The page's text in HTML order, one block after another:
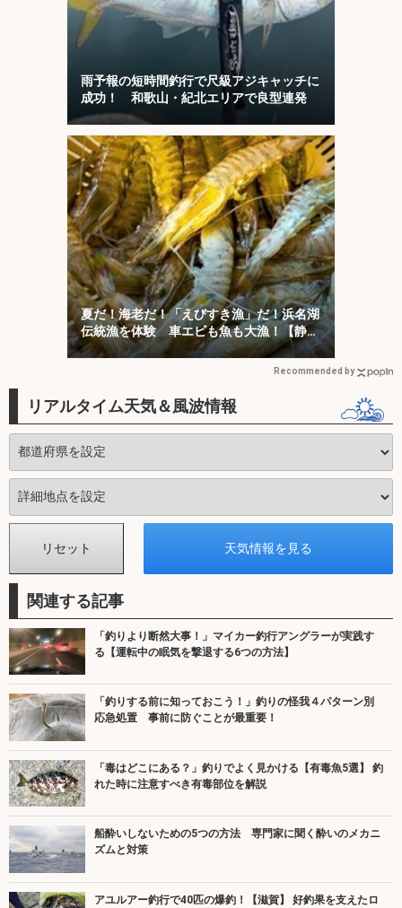
雨予報の短時間釣行で尺級アジキャッチに
成功！ 和歌山・紀北エリアで良型連発
夏だ！海老だ！「えびすき漁」だ！浜名湖
伝統漁を体験 車エビも魚も大漁！【静
岡】
Recommended by
リアルタイム天気＆風波情報
関連する記事
「釣りより断然大事！」マイカー釣行アングラーが実践す
る【運転中の眠気を撃退する6つの方法】
「釣りする前に知っておこう！」釣りの怪我４パターン別
応急処置 事前に防ぐことが最重要！
「毒はどこにある？」釣りでよく見かける【有毒魚5選】 釣
れた時に注意すべき有毒部位を解説
船酔いしないための5つの方法 専門家に聞く酔いのメカニ
ズムと対策
アユルアー釣行で40匹の爆釣！【滋賀】 好釣果を支えたロ